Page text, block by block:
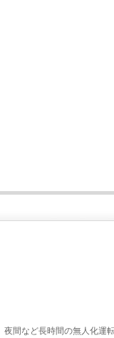
夜間など長時間の無人化運